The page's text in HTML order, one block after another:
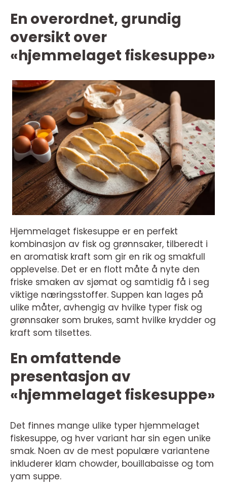
En overordnet, grundig
oversikt over
«hjemmelaget fiskesuppe»
Hjemmelaget fiskesuppe er en perfekt
kombinasjon av fisk og grønnsaker, tilberedt i
en aromatisk kraft som gir en rik og smakfull
opplevelse. Det er en flott måte å nyte den
friske smaken av sjømat og samtidig få i seg
viktige næringsstoffer. Suppen kan lages på
ulike måter, avhengig av hvilke typer fisk og
grønnsaker som brukes, samt hvilke krydder og
kraft som tilsettes.
En omfattende
presentasjon av
«hjemmelaget fiskesuppe»
Det finnes mange ulike typer hjemmelaget
fiskesuppe, og hver variant har sin egen unike
smak. Noen av de mest populære variantene
inkluderer klam chowder, bouillabaisse og tom
yam suppe.